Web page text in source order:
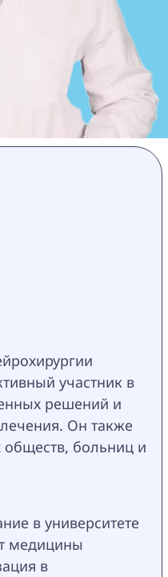
участник в
решений и
Он также
обществ, больниц и
в университете
медицины
в